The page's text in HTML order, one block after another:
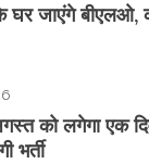
के घर जाएंगे बीएलओ,
को लगेगा एक
भर्ती